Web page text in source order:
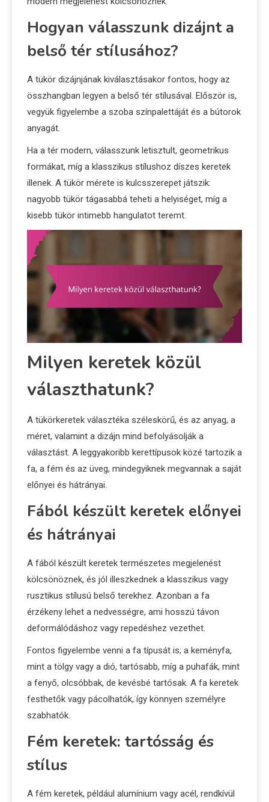
Hogyan válasszunk dizájnt a
belső tér stílusához?
A tükör dizájnjának kiválasztásakor fontos, hogy az
összhangban legyen a belső tér stílusával. Először is,
vegyük figyelembe a szoba színpalettáját és a bútorok
anyagát.
Ha a tér modern, válasszunk letisztult, geometrikus
formákat, míg a klasszikus stílushoz díszes keretek
illenek. A tükör mérete is kulcsszerepet játszik:
nagyobb tükör tágasabbá teheti a helyiséget, míg a
kisebb tükör intimebb hangulatot teremt.
Milyen keretek közül
választhatunk?
A tükörkeretek választéka széleskörű, és az anyag, a
méret, valamint a dizájn mind befolyásolják a
választást. A leggyakoribb kerettípusok közé tartozik a
fa, a fém és az üveg, mindegyiknek megvannak a saját
előnyei és hátrányai.
Fából készült keretek előnyei
és hátrányai
A fából készült keretek természetes megjelenést
kölcsönöznek, és jól illeszkednek a klasszikus vagy
rusztikus stílusú belső terekhez. Azonban a fa
érzékeny lehet a nedvességre, ami hosszú távon
deformálódáshoz vagy repedéshez vezethet.
Fontos figyelembe venni a fa típusát is; a keményfa,
mint a tölgy vagy a dió, tartósabb, míg a puhafák, mint
a fenyő, olcsóbbak, de kevésbé tartósak. A fa keretek
festhetők vagy pácolhatók, így könnyen személyre
szabhatók.
Fém keretek: tartósság és
stílus
A fém keretek, például alumínium vagy acél, rendkívül